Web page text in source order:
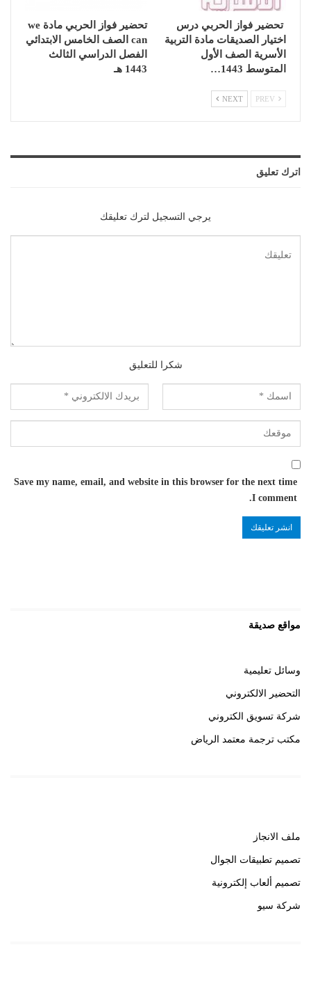
تحضير فواز الحربي درس
اختيار الصديقات مادة التربية
الأسرية الصف الأول
المتوسط 1443…
تحضير فواز الحربي مادة we
can الصف الخامس الابتدائي
الفصل الدراسي الثالث
1443 هـ
NEXT
اترك تعليق
يرجي التسجيل لترك تعليقك
شكرا للتعليق
Save my name, email, and website in this browser for the next time
I comment.
مواقع صديقة
وسائل تعليمية
التحضير الالكتروني
شركة تسويق الكتروني
مكتب ترجمة معتمد الرياض
ملف الانجاز
تصميم تطبيقات الجوال
تصميم ألعاب إلكترونية
شركة سيو